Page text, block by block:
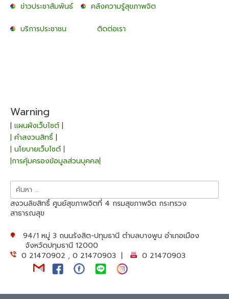
ข่าวประชาสัมพันธ์ คลังความรู้สุขภาพจิต
บริการประชาชน ติดต่อเรา
Warning
| แผนผังเว็บไซต์|
| คำสงวนสิทธิ์ |
| นโยบายเว็บไซต์ |
|การคุ้มครองข้อมูลส่วนบุคคล|
ค้นหา
สำหรับ:
สงวนลิขสิทธิ์ ศูนย์สุขภาพจิตที่ 4 กรมสุขภาพจิต กระทรวง
สาธารณสุข
94/1 หมู่ 3 ถนนรังสิต-ปทุมธานี ตำบลบางพูน อำเภอเมือง
จังหวัดปทุมธานี 12000
0 21470902 , 0 21470903 |
0 21470903